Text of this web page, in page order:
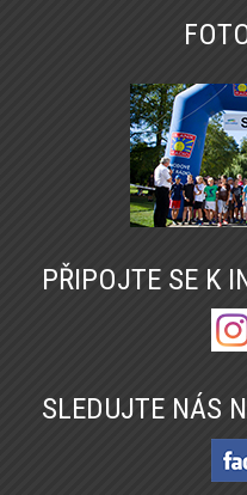
PŘIPOJTE SE K
SLEDUJTE NÁS